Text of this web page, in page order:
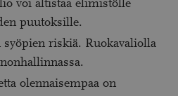
voi altistaa elimistölle
puutoksille.
riskiä. Ruokavaliolla
olennaisempaa on